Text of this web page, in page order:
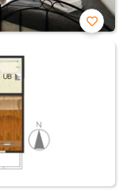
お気